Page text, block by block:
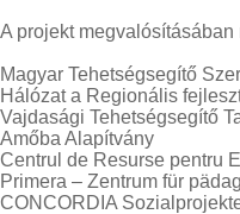
A projekt megvalósításában
Magyar Tehetségsegítő
Hálózat a Regionális
Vajdasági Tehetségsegítő
Amőba Alapítvány
Centrul de Resurse pentru
Primera – Zentrum für
CONCORDIA